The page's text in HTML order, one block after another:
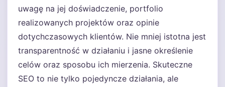
uwagę na jej doświadczenie, portfolio
realizowanych projektów oraz opinie
dotychczasowych klientów. Nie mniej istotna jest
transparentność w działaniu i jasne określenie
celów oraz sposobu ich mierzenia. Skuteczne
SEO to nie tylko pojedyncze działania, ale